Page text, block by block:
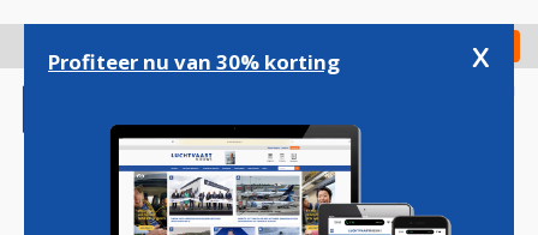
gaan
Check in
Profiteer nu van 30% korting x